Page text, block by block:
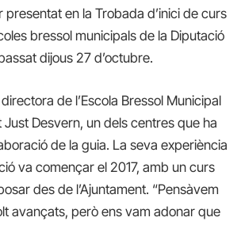
presentat en la Trobada d’inici de curs
bressol municipals de la Diputació
dijous 27 d’octubre.
de l’Escola Bressol Municipal
Desvern, un dels centres que ha
de la guia. La seva experiència
va començar el 2017, amb un curs
des de l’Ajuntament. “Pensàvem
avançats, però ens vam adonar que